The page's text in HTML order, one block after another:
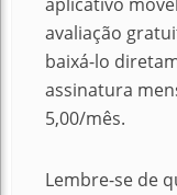
avaliação
baixá-lo
assinatura
5,00/mês.
Lembre-se de